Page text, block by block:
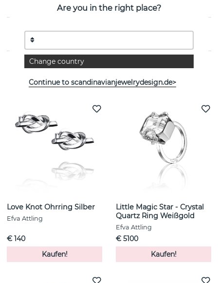
schwedischen Marke Efva Attling
EIGENSCHAFTEN
Weitere Artikel ansehen
Love Knot Ohrring Silber
Efva Attling
€ 140
Kaufen!
Little Magic Star - Crystal
Quartz Ring Weißgold
Efva Attling
€ 5100
Kaufen!
Are you in the right place?
Change country
Continue to scandinavianjewelrydesign.de>